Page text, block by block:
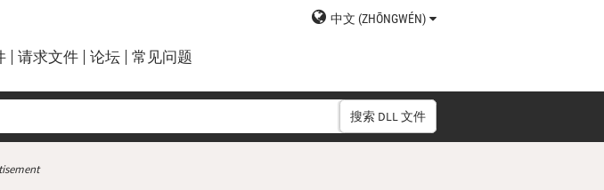
中文 (ZHŌNGWÉN)
请求文件 论坛 常见问题
搜索 DLL 文件